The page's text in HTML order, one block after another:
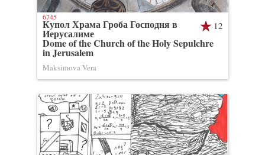
12
Купол Храма Гроба Господня в
Иерусалиме
Dome of the Church of the Holy Sepulchre
in Jerusalem
Maksimova Vera
6745